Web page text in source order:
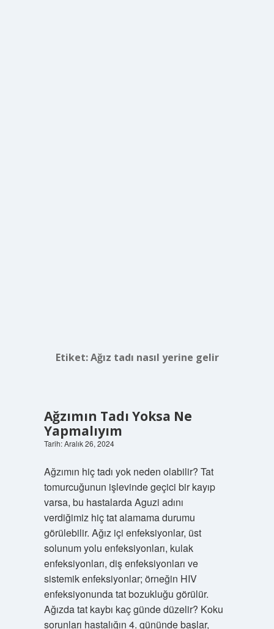
Etiket:Ağız tadı nasıl yerine gelir
Ağzımın Tadı Yoksa Ne
Yapmalıyım
Tarih: Aralık 26, 2024
Ağzımın hiç tadı yok neden olabilir? Tat
tomurcuğunun işlevinde geçici bir kayıp
varsa, bu hastalarda Aguzi adını
verdiğimiz hiç tat alamama durumu
görülebilir. Ağız içi enfeksiyonlar, üst
solunum yolu enfeksiyonları, kulak
enfeksiyonları, diş enfeksiyonları ve
sistemik enfeksiyonlar; örneğin HIV
enfeksiyonunda tat bozukluğu görülür.
Ağızda tat kaybı kaç günde düzelir? Koku
sorunları hastalığın 4. gününde başlar,